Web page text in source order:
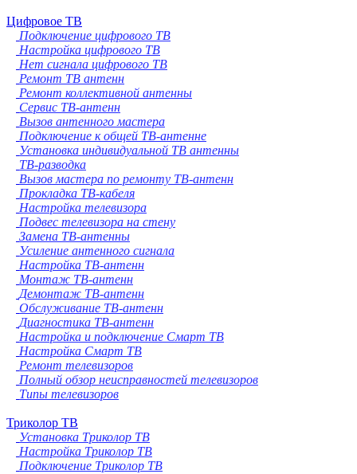
Цифровое ТВ
Подключение цифрового ТВ
Настройка цифрового ТВ
Нет сигнала цифрового ТВ
Ремонт ТВ антенн
Ремонт коллективной антенны
Сервис ТВ-антенн
Вызов антенного мастера
Подключение к общей ТВ-антенне
Установка индивидуальной ТВ антенны
ТВ-разводка
Вызов мастера по ремонту ТВ-антенн
Прокладка ТВ-кабеля
Настройка телевизора
Подвес телевизора на стену
Замена ТВ-антенны
Усиление антенного сигнала
Настройка ТВ-антенн
Монтаж ТВ-антенн
Демонтаж ТВ-антенн
Обслуживание ТВ-антенн
Диагностика ТВ-антенн
Настройка и подключение Смарт ТВ
Настройка Смарт ТВ
Ремонт телевизоров
Полный обзор неисправностей телевизоров
Типы телевизоров
Триколор ТВ
Установка Триколор ТВ
Настройка Триколор ТВ
Подключение Триколор ТВ